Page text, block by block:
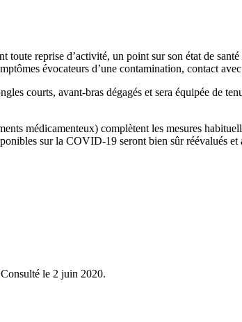
toute reprise d’activité, un point sur son état de
évocateurs d’une contamination, contact
courts, avant-bras dégagés et sera équipée de
médicamenteux) complètent les mesures
sur la COVID-19 seront bien sûr réévalués
le 2 juin 2020.